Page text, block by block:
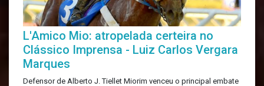
L'Amico Mio: atropelada certeira no
Clássico Imprensa - Luiz Carlos Vergara
Marques
Defensor de Alberto J. Tiellet Miorim venceu o principal embate